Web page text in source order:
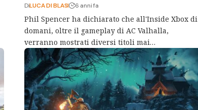
DiLUCA DI BLASI 6 anni fa
Phil Spencer ha dichiarato che all'Inside Xbox di
domani, oltre il gameplay di AC Valhalla,
verranno mostrati diversi titoli mai…